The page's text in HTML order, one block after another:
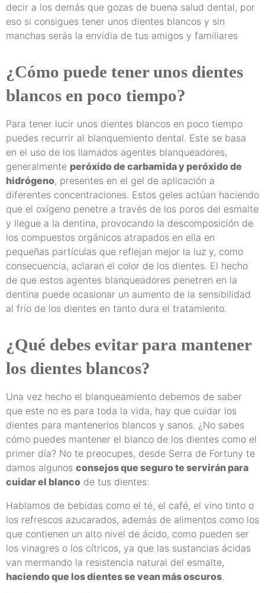
decir a los demás que gozas de buena salud dental, por
eso si consigues tener unos dientes blancos y sin
manchas serás la envidia de tus amigos y familiares
¿Cómo puede tener unos dientes
blancos en poco tiempo?
Para tener lucir unos dientes blancos en poco tiempo
puedes recurrir al blanquemiento dental. Este se basa
en el uso de los llamados agentes blanqueadores,
generalmente peróxido de carbamida y peróxido de
hidrógeno, presentes en el gel de aplicación a
diferentes concentraciones. Estos geles actúan haciendo
que el oxígeno penetre a través de los poros del esmalte
y llegue a la dentina, provocando la descomposición de
los compuestos orgánicos atrapados en ella en
pequeñas partículas que reflejan mejor la luz y, como
consecuencia, aclaran el color de los dientes. El hecho
de que estos agentes blanqueadores penetren en la
dentina puede ocasionar un aumento de la sensibilidad
al frío de los dientes en tanto dura el tratamiento.
¿Qué debes evitar para mantener
los dientes blancos?
Una vez hecho el blanqueamiento debemos de saber
que este no es para toda la vida, hay que cuidar los
dientes para mantenerlos blancos y sanos. ¿No sabes
cómo puedes mantener el blanco de los dientes como el
primer día? No te preocupes, desde Serra de Fortuny te
damos algunos consejos que seguro te servirán para
cuidar el blanco de tus dientes:
Hablamos de bebidas como el té, el café, el vino tinto o
los refrescos azucarados, además de alimentos como los
que contienen un alto nivel de ácido, como pueden ser
los vinagres o los cítricos, ya que las sustancias ácidas
van mermando la resistencia natural del esmalte,
haciendo que los dientes se vean más oscuros.